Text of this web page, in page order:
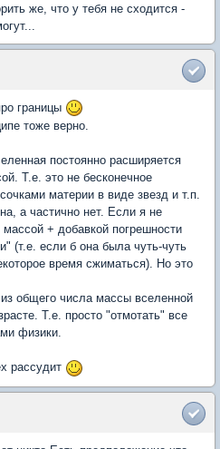
же, что у тебя не сходится -
границы
тоже верно.
постоянно расширяется
Т.е. это не бесконечное
материи в виде звезд и т.п.
а частично нет. Если я не
+ добавкой погрешности
(т.е. если б она была чуть-чуть
время сжиматься). Но это
общего числа массы вселенной
Т.е. просто "отмотать" все
физики.
рассудит